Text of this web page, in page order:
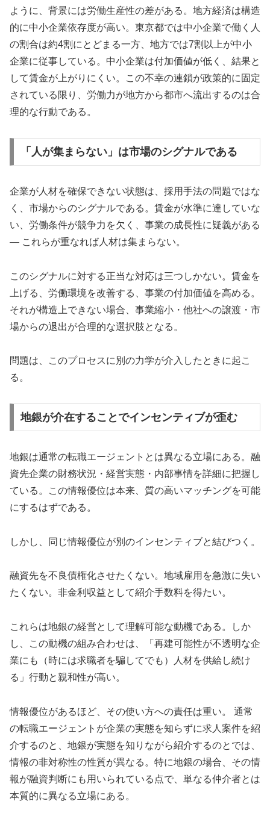
ように、背景には労働生産性の差がある。地方経済は構造
的に中小企業依存度が高い。東京都では中小企業で働く人
の割合は約4割にとどまる一方、地方では7割以上が中小
企業に従事している。中小企業は付加価値が低く、結果と
して賃金が上がりにくい。この不幸の連鎖が政策的に固定
されている限り、労働力が地方から都市へ流出するのは合
理的な行動である。
「人が集まらない」は市場のシグナルである
企業が人材を確保できない状態は、採用手法の問題ではな
く、市場からのシグナルである。賃金が水準に達していな
い、労働条件が競争力を欠く、事業の成長性に疑義がある
— これらが重なれば人材は集まらない。
このシグナルに対する正当な対応は三つしかない。賃金を
上げる、労働環境を改善する、事業の付加価値を高める。
それが構造上できない場合、事業縮小・他社への譲渡・市
場からの退出が合理的な選択肢となる。
問題は、このプロセスに別の力学が介入したときに起こ
る。
地銀が介在することでインセンティブが歪む
地銀は通常の転職エージェントとは異なる立場にある。融
資先企業の財務状況・経営実態・内部事情を詳細に把握し
ている。この情報優位は本来、質の高いマッチングを可能
にするはずである。
しかし、同じ情報優位が別のインセンティブと結びつく。
融資先を不良債権化させたくない。地域雇用を急激に失い
たくない。非金利収益として紹介手数料を得たい。
これらは地銀の経営として理解可能な動機である。しか
し、この動機の組み合わせは、「再建可能性が不透明な企
業にも（時には求職者を騙してでも）人材を供給し続け
る」行動と親和性が高い。
情報優位があるほど、その使い方への責任は重い。 通常
の転職エージェントが企業の実態を知らずに求人案件を紹
介するのと、地銀が実態を知りながら紹介するのとでは、
情報の非対称性の性質が異なる。特に地銀の場合、その情
報が融資判断にも用いられている点で、単なる仲介者とは
本質的に異なる立場にある。